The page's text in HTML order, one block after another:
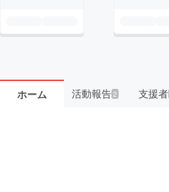
ホーム 活動報告2 支援者